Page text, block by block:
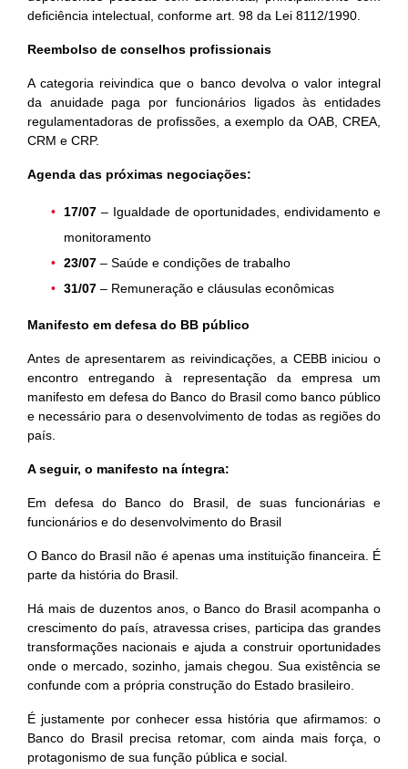
deficiência intelectual, conforme art. 98 da Lei 8112/1990.
Reembolso de conselhos profissionais
A categoria reivindica que o banco devolva o valor integral
da anuidade paga por funcionários ligados às entidades
regulamentadoras de profissões, a exemplo da OAB, CREA,
CRM e CRP.
Agenda das próximas negociações:
17/07 – Igualdade de oportunidades, endividamento e
monitoramento
23/07 – Saúde e condições de trabalho
31/07 – Remuneração e cláusulas econômicas
Manifesto em defesa do BB público
Antes de apresentarem as reivindicações, a CEBB iniciou o
encontro entregando à representação da empresa um
manifesto em defesa do Banco do Brasil como banco público
e necessário para o desenvolvimento de todas as regiões do
país.
A seguir, o manifesto na íntegra:
Em defesa do Banco do Brasil, de suas funcionárias e
funcionários e do desenvolvimento do Brasil
O Banco do Brasil não é apenas uma instituição financeira. É
parte da história do Brasil.
Há mais de duzentos anos, o Banco do Brasil acompanha o
crescimento do país, atravessa crises, participa das grandes
transformações nacionais e ajuda a construir oportunidades
onde o mercado, sozinho, jamais chegou. Sua existência se
confunde com a própria construção do Estado brasileiro.
É justamente por conhecer essa história que afirmamos: o
Banco do Brasil precisa retomar, com ainda mais força, o
protagonismo de sua função pública e social.